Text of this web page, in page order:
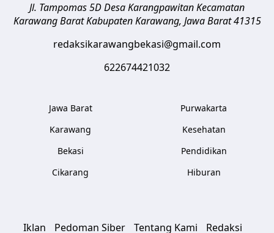
Jl. Tampomas 5D Desa Karangpawitan Kecamatan
Karawang Barat Kabupaten Karawang, Jawa Barat 41315
redaksikarawangbekasi@gmail.com
622674421032
Jawa Barat
Karawang
Bekasi
Cikarang
Purwakarta
Kesehatan
Pendidikan
Hiburan
Iklan Pedoman Siber Tentang Kami Redaksi